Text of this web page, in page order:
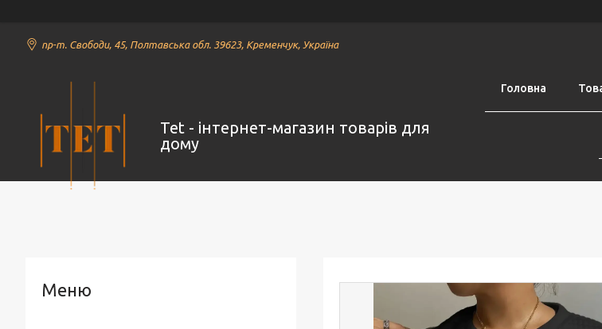
пр-т. Свободи, 45, Полтавська обл. 39623, Кременчук, Україна
Tet - інтернет-магазин товарів для
дому
Головна